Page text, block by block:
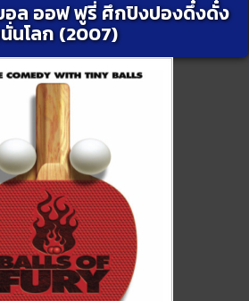
ล ออฟ ฟูรี่ ศึกปิงปองดึ๋งดั๋ง
นโลก (2007)